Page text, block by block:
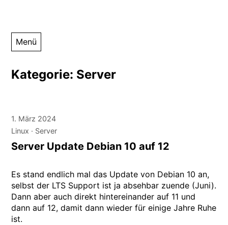
InhaltMenü
Kategorie: Server
1. März 2024
Linux
Server
Server Update Debian 10 auf 12
Es stand endlich mal das Update von Debian 10 an,
selbst der LTS Support ist ja absehbar zuende (Juni).
Dann aber auch direkt hintereinander auf 11 und
dann auf 12, damit dann wieder für einige Jahre Ruhe
ist.